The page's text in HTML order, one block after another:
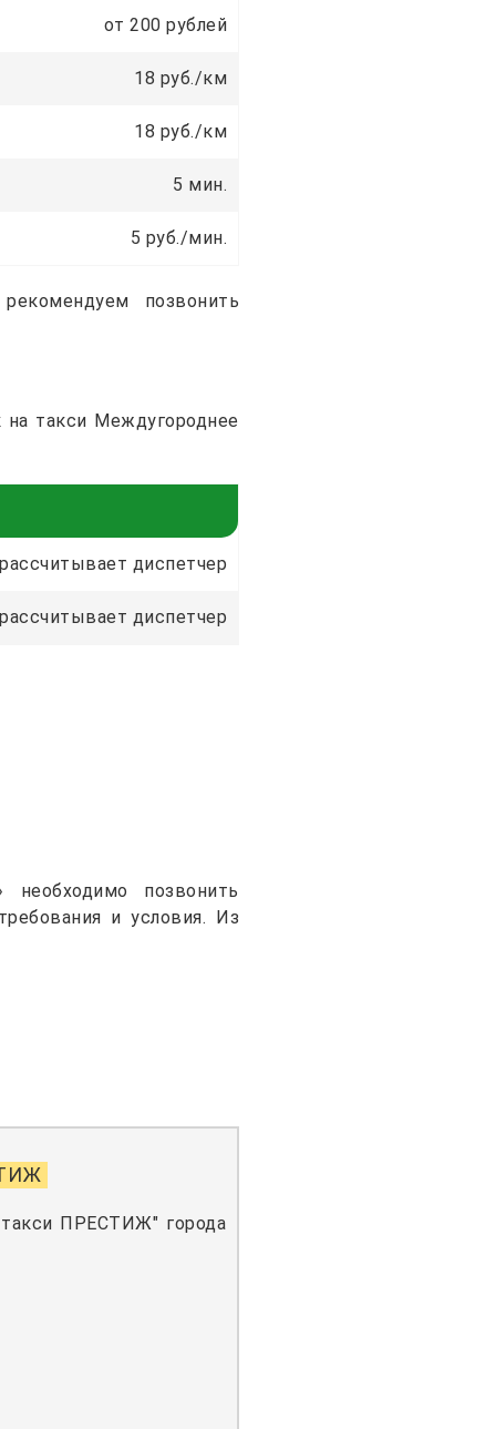
от 200 рублей
18 руб./км
18 руб./км
5 мин.
5 руб./мин.
позвонить
на такси Междугороднее
рассчитывает диспетчер
рассчитывает диспетчер
позвонить
и условия. Из
ПРЕСТИЖ" города